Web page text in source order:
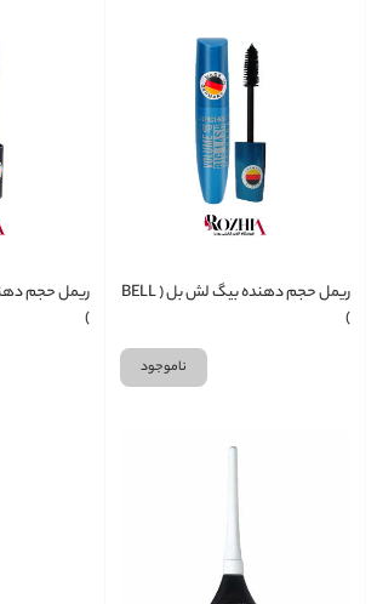
ریمل حجم دهنده بیگ لش بل ( BELL
)
ناموجود
)